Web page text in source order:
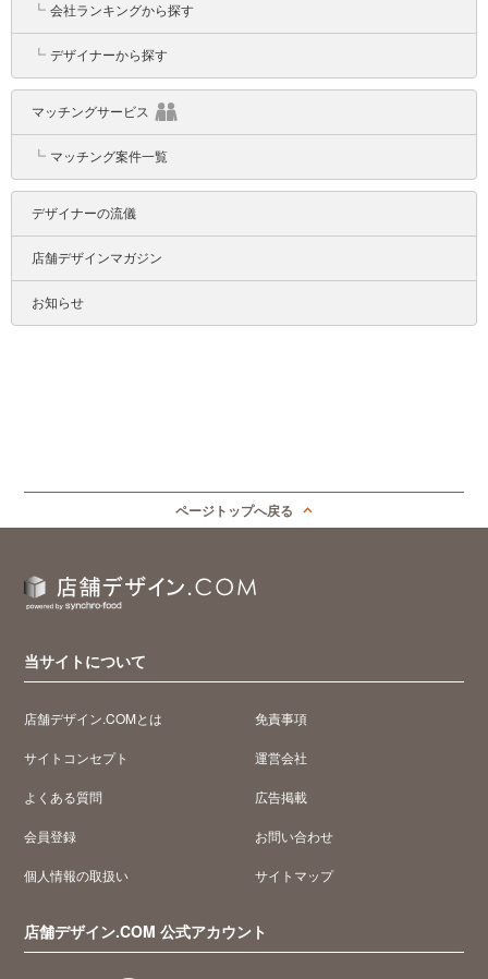
┗ 会社ランキングから探す
┗ デザイナーから探す
マッチングサービス
┗ マッチング案件一覧
デザイナーの流儀
店舗デザインマガジン
お知らせ
ページトップへ戻る
当サイトについて
店舗デザイン.COMとは
サイトコンセプト
よくある質問
会員登録
個人情報の取扱い
免責事項
運営会社
広告掲載
お問い合わせ
サイトマップ
店舗デザイン.COM 公式アカウント